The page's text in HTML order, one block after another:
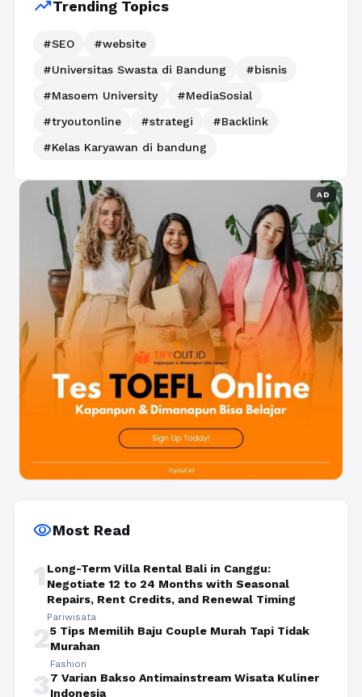
trending_upTrending Topics
#SEO
#website
#Universitas Swasta di Bandung
#bisnis
#Masoem University
#MediaSosial
#tryoutonline
#strategi
#Backlink
#Kelas Karyawan di bandung
AD
visibilityMost Read
1 Long-Term Villa Rental Bali in Canggu:
Negotiate 12 to 24 Months with Seasonal
Repairs, Rent Credits, and Renewal Timing
Pariwisata
25 Tips Memilih Baju Couple Murah Tapi Tidak
Murahan
Fashion
37 Varian Bakso Antimainstream Wisata Kuliner
Indonesia